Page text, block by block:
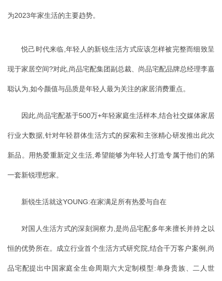
为2023年家生活的主要趋势。
悦己时代来临,年轻人的新锐生活方式应该怎样被完整而细致呈
现于家居空间?对此,尚品宅配集团副总裁、尚品宅配品牌总经理李嘉
聪认为,如今颜值与品质是年轻人最为关注的家居消费重点。
因此,尚品宅配基于500万+年轻家庭生活样本,结合社交媒体家居
行业大数据,针对年轻群体生活方式的探索和主张精心研发推出此次
新品。用热爱重新定义生活,希望能够为年轻人打造专属于他们的第
一套新锐理想家。
新锐生活就这YOUNG:在家满足所有热爱与自在
对国人生活方式的深刻洞察力,是尚品宅配多年来擅长并持之以
恒的优势所在。成立行业首个生活方式研究院,结合千万客户案例,尚
品宅配提出中国家庭全生命周期六大定制模型:单身贵族、二人世